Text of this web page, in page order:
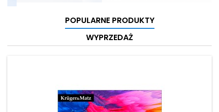
POPULARNE PRODUKTY
WYPRZEDAŻ